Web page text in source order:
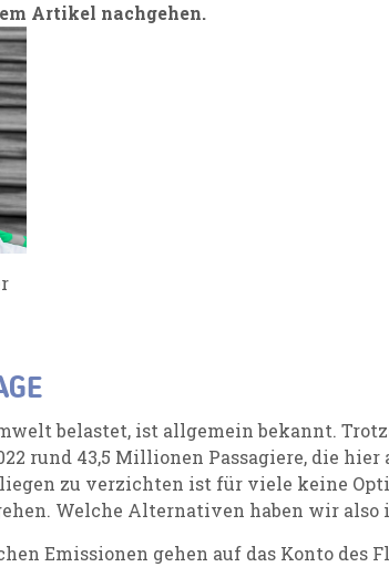
Artikel nachgehen.
belastet, ist allgemein bekannt.
rund 43,5 Millionen Passagiere, die hier
zu verzichten ist für viele keine
Welche Alternativen haben wir also
Emissionen gehen auf das Konto des